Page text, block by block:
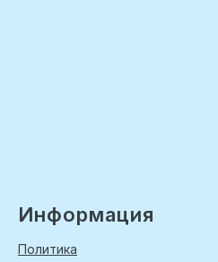
Информация
Политика